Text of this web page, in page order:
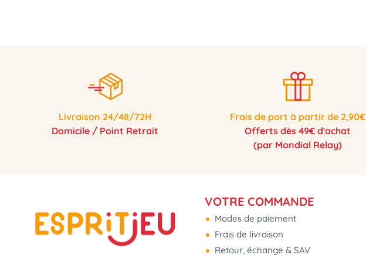
Livraison 24/48/72H
Domicile / Point Retrait
Frais de port à partir de 2,90€
Offerts dès 49€ d'achat
(par Mondial Relay)
VOTRE COMMANDE
Modes de paiement
Frais de livraison
Retour, échange & SAV